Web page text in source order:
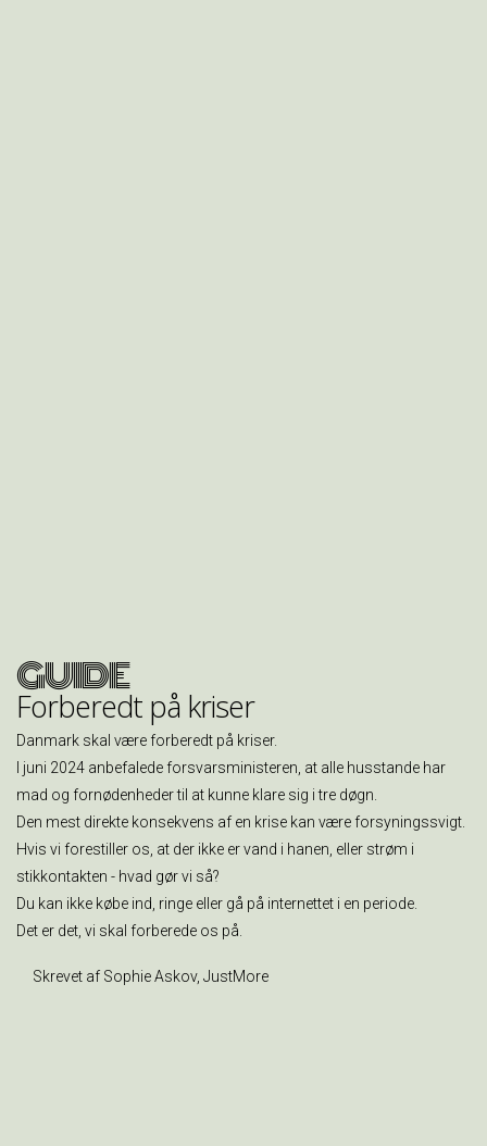
GUIDE
Forberedt på kriser
Danmark skal være forberedt på kriser.
I juni 2024 anbefalede forsvarsministeren, at alle husstande har
mad og fornødenheder til at kunne klare sig i tre døgn.
Den mest direkte konsekvens af en krise kan være forsyningssvigt.
Hvis vi forestiller os, at der ikke er vand i hanen, eller strøm i
stikkontakten - hvad gør vi så?
Du kan ikke købe ind, ringe eller gå på internettet i en periode.
Det er det, vi skal forberede os på.
Skrevet af Sophie Askov, JustMore